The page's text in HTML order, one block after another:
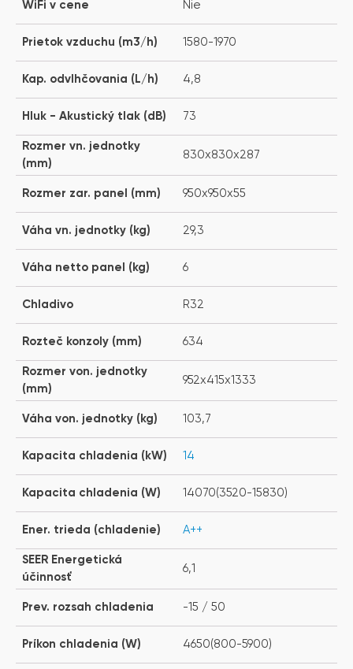
WiFi v cene Nie
Prietok vzduchu (m3/h) 1580-1970
Kap. odvlhčovania (L/h) 4,8
Hluk - Akustický tlak (dB) 73
Rozmer vn. jednotky
(mm)
830x830x287
Rozmer zar. panel (mm) 950x950x55
Váha vn. jednotky (kg) 29,3
Váha netto panel (kg) 6
Chladivo R32
Rozteč konzoly (mm) 634
Rozmer von. jednotky
(mm)
952x415x1333
Váha von. jednotky (kg) 103,7
Kapacita chladenia (kW) 14
Kapacita chladenia (W) 14070(3520-15830)
Ener. trieda (chladenie) A++
SEER Energetická
účinnosť
6,1
Prev. rozsah chladenia -15 / 50
Príkon chladenia (W) 4650(800-5900)